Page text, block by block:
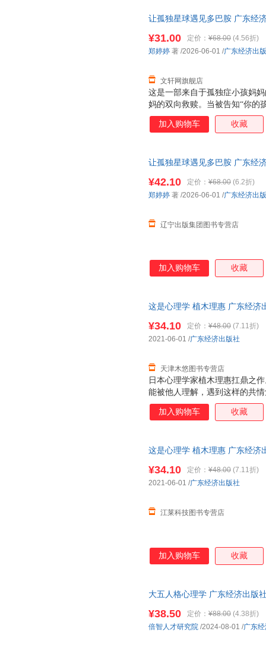
式，读者可与作者直接交流互
彩心理学践行者）联袂主编，
的资深实践者，内容经过反复
让孤独星球遇见多巴胺 广东经
这是一部来自于孤独症小孩妈
妈的双向救赎。当被告知“你的
得天塌了！ 从情绪崩溃，到怨
妈，到高校老师；从孤独症小
¥31.00 定价： ¥68.00 (4.56折)
文轩网旗舰店
郑婷婷 著 /2026-06-01 /广东经济出
加入购物车 收藏
让孤独星球遇见多巴胺 广东经
¥42.10 定价： ¥68.00 (6.2折)
辽宁出版集团图书专营店
郑婷婷 著 /2026-06-01 /广东经济出
加入购物车 收藏
这是心理学 植木理惠 广东经济
日本心理学家植木理惠扛鼎之
能被他人理解，遇到这样的共
助你清晰的认识自己和他人，
束等能力。 从到并不难，你只
你拥有走向的内在能力 每天只
学研究生用两到三年才能学完
在学候将知识阶段地整理起来
¥34.10 定价： ¥48.00 (7.11折)
天津木悠图书专营店
2021-06-01 /广东经济出版社
加入购物车 收藏
这是心理学 植木理惠 广东经济
¥34.10 定价： ¥48.00 (7.11折)
江莱科技图书专营店
2021-06-01 /广东经济出版社
加入购物车 收藏
大五人格心理学 广东经济出版
¥38.50 定价： ¥88.00 (4.38折)
倍智人才研究院 /2024-08-01 /广东